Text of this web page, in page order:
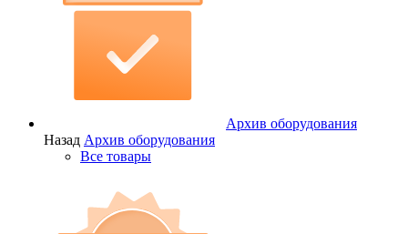
Архив оборудования
Назад Архив оборудования
Все товары